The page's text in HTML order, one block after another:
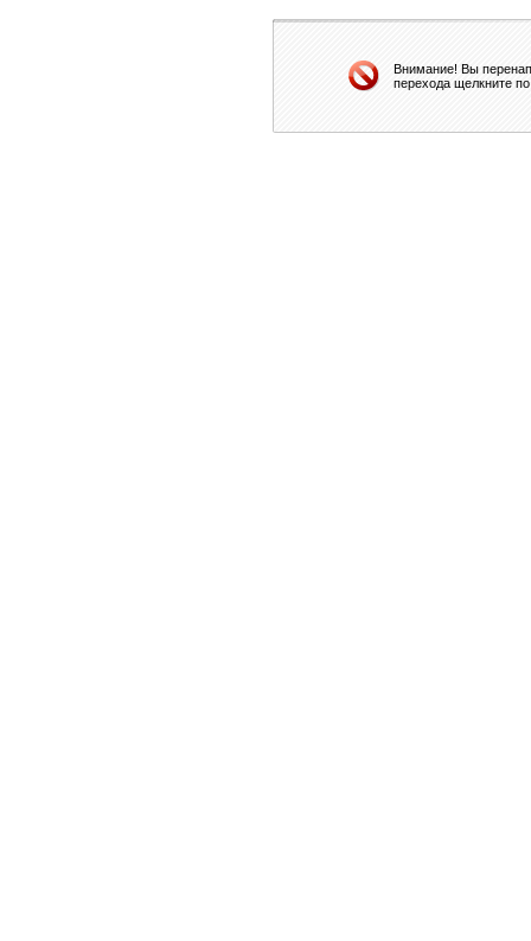
Внимание! Вы
перехода щелкните